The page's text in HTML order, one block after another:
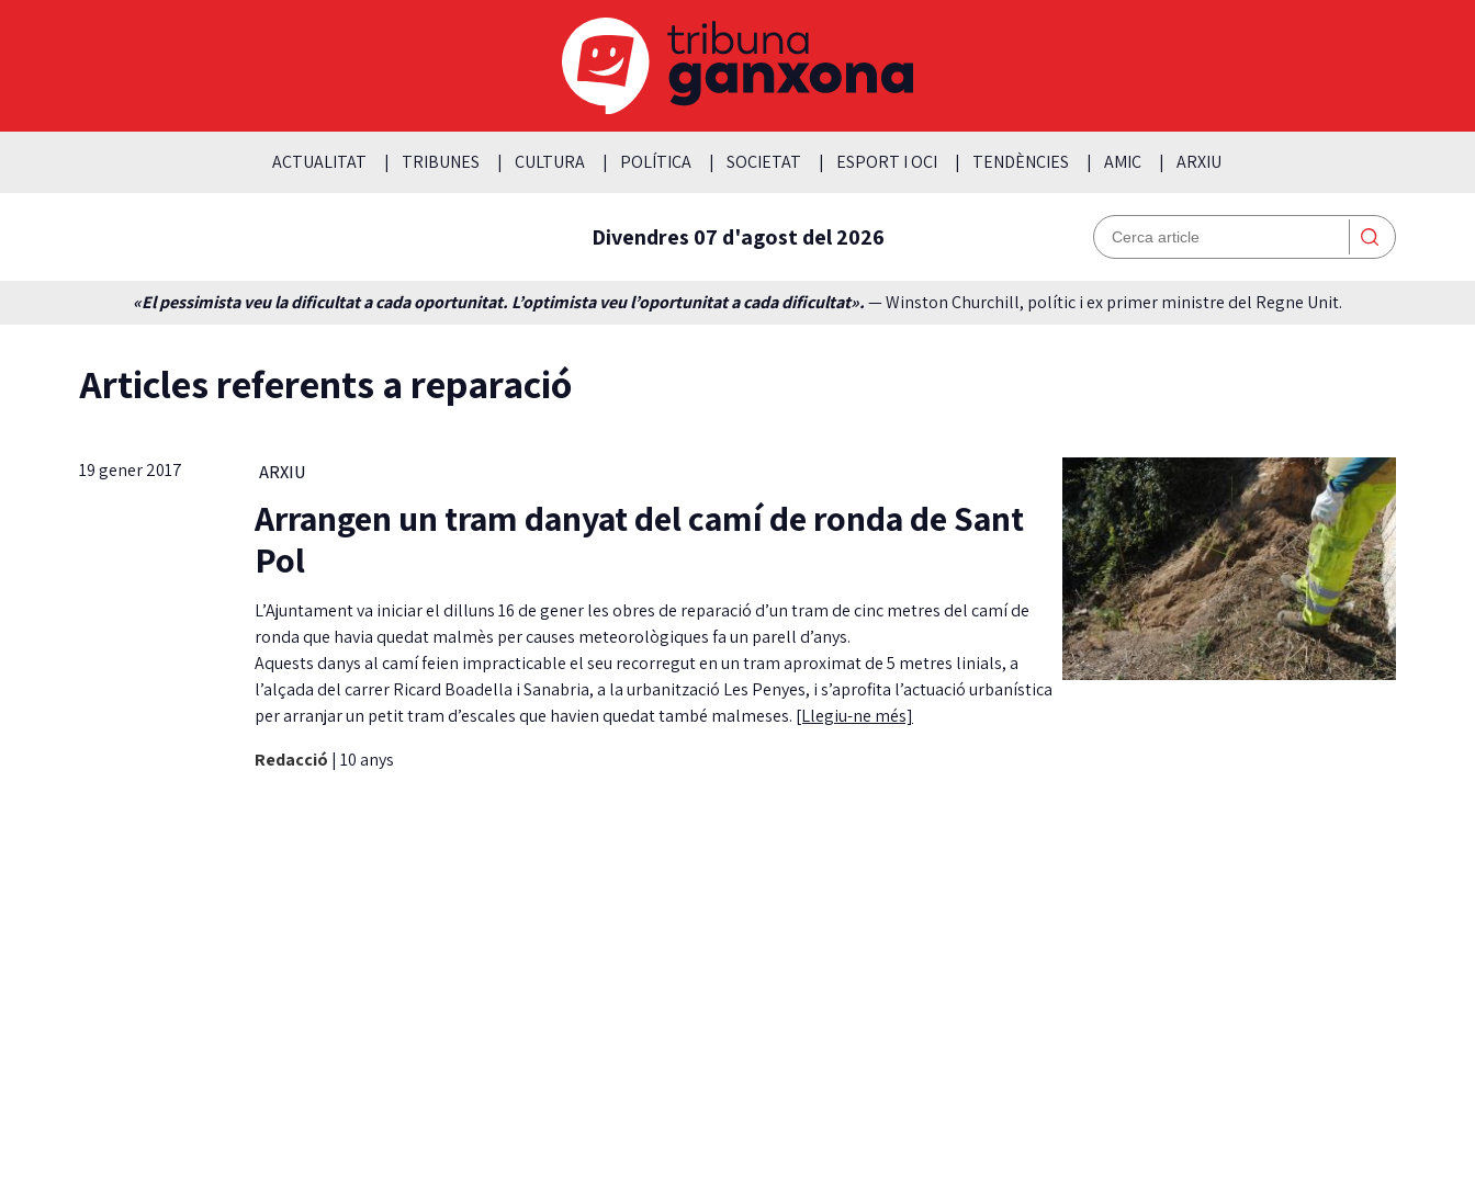
ACTUALITAT TRIBUNES CULTURA POLÍTICA SOCIETAT ESPORT I OCI TENDÈNCIES AMIC ARXIU
Divendres 07 d'agost del 2026
«El pessimista veu la dificultat a cada oportunitat. L’optimista veu l’oportunitat a cada dificultat».— Winston Churchill, polític i ex primer ministre del Regne Unit.
Articles referents a reparació
19 gener 2017 ARXIU
Arrangen un tram danyat del camí de ronda de Sant
Pol
L’Ajuntament va iniciar el dilluns 16 de gener les obres de reparació d’un tram de cinc metres del camí de
ronda que havia quedat malmès per causes meteorològiques fa un parell d’anys.
Aquests danys al camí feien impracticable el seu recorregut en un tram aproximat de 5 metres linials, a
l’alçada del carrer Ricard Boadella i Sanabria, a la urbanització Les Penyes, i s’aprofita l’actuació urbanística
per arranjar un petit tram d’escales que havien quedat també malmeses. [Llegiu-ne més]
Redacció | 10 anys